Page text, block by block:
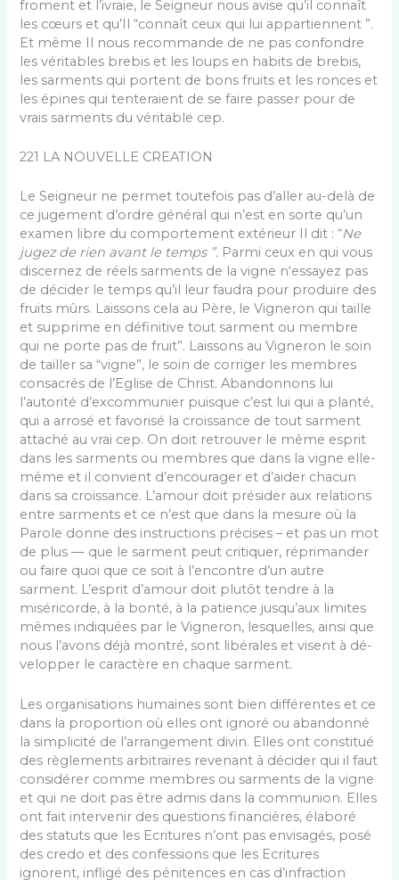
froment et l’ivraie, le Seigneur nous avise qu’il connaît
les cœurs et qu’Il “connaît ceux qui lui appartiennent ”.
Et même Il nous recommande de ne pas confondre
les véritables brebis et les loups en habits de brebis,
les sarments qui portent de bons fruits et les ronces et
les épines qui tenteraient de se faire passer pour de
vrais sarments du véritable cep.
221 LA NOUVELLE CREATION
Le Seigneur ne permet toutefois pas d’aller au-delà de
ce jugement d’ordre général qui n’est en sorte qu’un
examen libre du comportement extérieur Il dit : “Ne
jugez de rien avant le temps ”. Parmi ceux en qui vous
discernez de réels sarments de la vigne n‘essayez pas
de décider le temps qu’il leur faudra pour produire des
fruits mûrs. Laissons cela au Père, le Vigneron qui taille
et supprime en définitive tout sarment ou membre
qui ne porte pas de fruit”. Laissons au Vigneron le soin
de tailler sa “vigne”, le soin de corriger les membres
consacrés de l’Eglise de Christ. Abandonnons lui
l’autorité d’excommunier puis­que c’est lui qui a planté,
qui a arrosé et favorisé la croissance de tout sarment
attaché au vrai cep. On doit retrouver le même esprit
dans les sarments ou membres que dans la vigne elle-
même et il convient d’encourager et d’aider chacun
dans sa croissance. L’amour doit pré­sider aux relations
entre sarments et ce n’est que dans la mesure où la
Parole donne des instructions précises – et pas un mot
de plus — que le sarment peut critiquer, réprimander
ou faire quoi que ce soit à l’encontre d’un autre
sarment. L’esprit d’amour doit plutôt tendre à la
miséricorde, à la bonté, à la patience jusqu’aux limites
mêmes indiquées par le Vigneron, lesquelles, ainsi que
nous l’avons déjà montré, sont libérales et visent à dé­
velopper le caractère en chaque sarment.
Les organisations humaines sont bien différentes et ce
dans la proportion où elles ont ignoré ou abandonné
la simplicité de l’arrangement divin. Elles ont constitué
des règlements arbitraires revenant à décider qui il faut
con­sidérer comme membres ou sarments de la vigne
et qui ne doit pas être admis dans la communion. Elles
ont fait intervenir des questions financières, élaboré
des statuts que les Ecritures n’ont pas envisagés, posé
des credo et des confessions que les Ecritures
ignorent, infligé des pénitences en cas d’infraction